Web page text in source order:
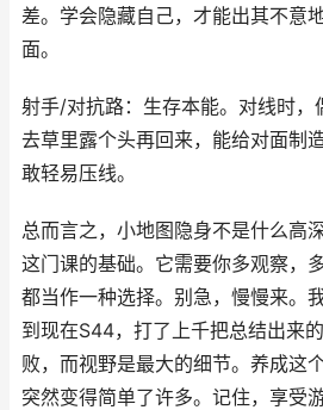
差。学会隐藏自己，才能出其不意
面。
射手/对抗路：生存本能。对线时，
去草里露个头再回来，能给对面制
敢轻易压线。
总而言之，小地图隐身不是什么高
这门课的基础。它需要你多观察，
都当作一种选择。别急，慢慢来。
到现在S44，打了上千把总结出来
败，而视野是最大的细节。养成这
突然变得简单了许多。记住，享受